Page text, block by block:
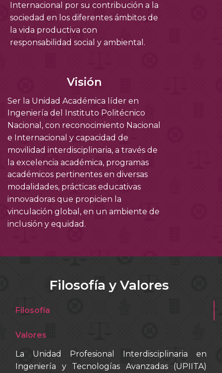
Internacional por su contribución a la
sociedad en los diferentes ámbitos de
la vida productiva con
responsabilidad social y ambiental.
Visión
Ser la Unidad Académica líder en
Ingeniería del Instituto Politécnico
Nacional, con reconocimiento Nacional
e Internacional y capacidad de
movilidad interdisciplinaria, a través de
la excelencia académica, programas
académicos pertinentes en diversas
modalidades, prácticas educativas
innovadoras que propicien la
vinculación global, en un ambiente de
inclusión y equidad.
Filosofía y Valores
Filosofía
Valores
La Unidad Profesional Interdisciplinaria en
Ingeniería y Tecnologías Avanzadas (UPIITA)